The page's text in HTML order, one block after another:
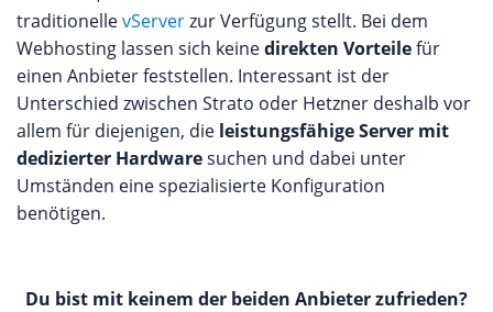
traditionellevServerzur Verfügung stellt. Bei dem
Webhosting lassen sich keinedirekten Vorteilefür
einen Anbieter feststellen. Interessant ist der
Unterschied zwischen Strato oder Hetzner deshalb vor
allem für diejenigen, die leistungsfähige Server mit
dedizierter Hardwaresuchen und dabei unter
Umständen eine spezialisierte Konfiguration
benötigen.
Du bist mit keinem der beiden Anbieter zufrieden?